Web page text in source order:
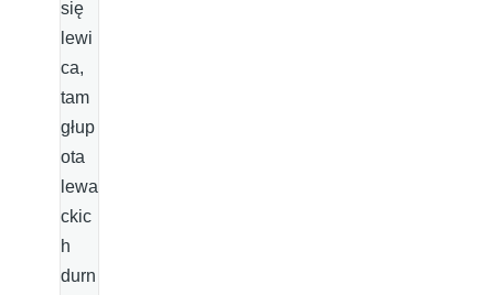
się
lewi
ca,
tam
głup
ota
lewa
ckic
h
durn